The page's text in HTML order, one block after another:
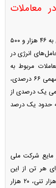
در معاملات
مجموع ارزش ریالی معاملات ثبت شده در بورس انرژی ایران به ۴۶ هزار و ۵۰۰
انرژی در
مربوط به
ابزار‌های مالی بود. در این روز رینگ بین‌الملل بازار فیزیکی سهمی ۶۶ درصدی،
بازار برق سهمی یک درصدی از
حدود یک درصد
عرضه ۲۰۳ هزار تن گاز مایع شرکت ملی
پریمیوم دلار به ازای هر تن از این
محصول بود؛ این میزان محصول طی ۴ عرضه ۵۰۰ تنی، ۲ هزار تنی، ۲۰ هزار